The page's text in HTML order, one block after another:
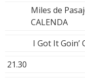
Miles de
CALENDA
I Got It Goin’
21.30